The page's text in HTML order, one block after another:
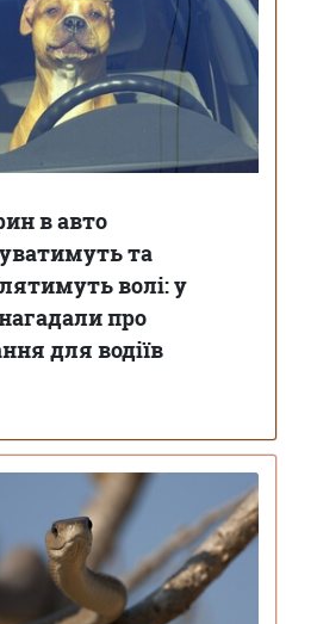
в авто
та
волі: у
про
для водіїв